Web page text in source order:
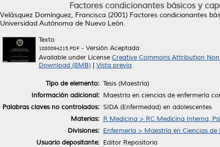
Factores condicionantes básicos y
Velásquez Domínguez, Francisca (2001) Factores condicionantes
Universidad Autónoma de Nuevo León.
Texto
1080094215.PDF - Versión Aceptada
Available under License Creative Commons Attribution
Download (8MB)
Vista previa
Tipo de elemento: Tesis (Maestría)
Información adicional: Maestría en ciencias de enfermería
Palabras claves no controlados: SIDA (Enfermedad) en adolescentes
Materias: R Medicina > RC Medicina Interna,
Divisiones: Enfermería > Maestría en Ciencias de
Usuario depositante: Editor Repositorio